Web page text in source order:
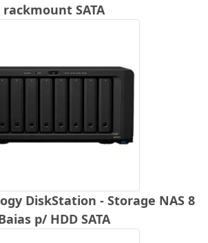
rackmount SATA
DiskStation - Storage NAS 8
p/ HDD SATA